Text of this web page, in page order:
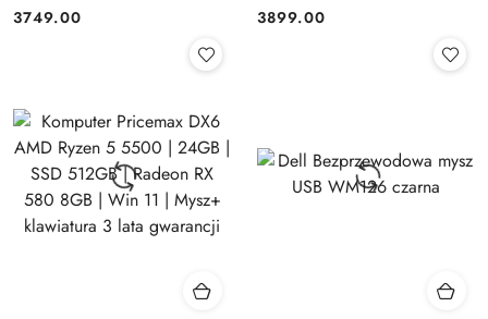
512GB | 14" OLED (1920x1200)
Cena:
3749.00
GeForce RTX 4050 6144MB |
Cena:
3899.00